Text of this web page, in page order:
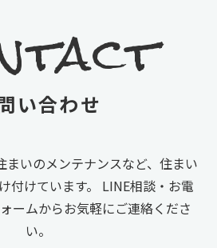
い合わせ
まいのメンテナンスなど、住まい
付けています。
LINE相談・お電
ームからお気軽にご連絡くださ
い。